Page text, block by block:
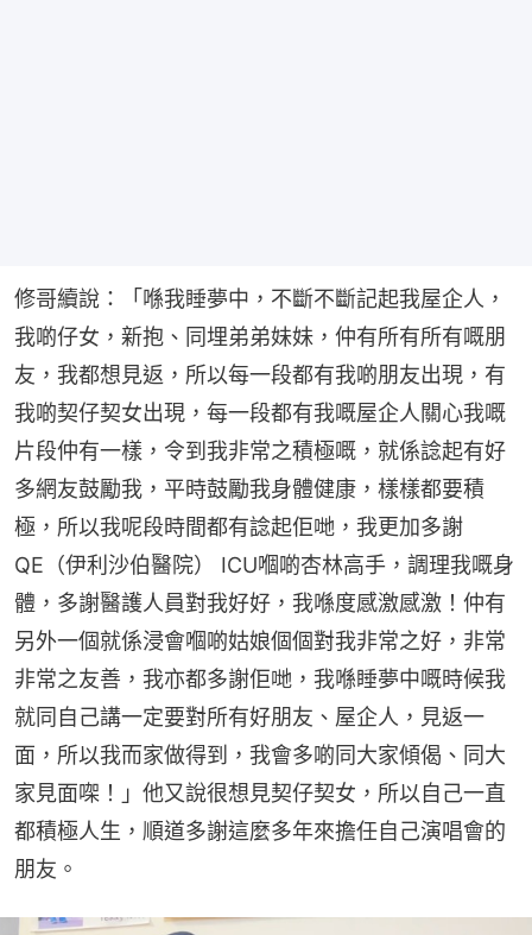
修哥續說：「喺我睡夢中，不斷不斷記起我屋企人，
我啲仔女，新抱、同埋弟弟妹妹，仲有所有所有嘅朋
友，我都想見返，所以每一段都有我啲朋友出現，有
我啲契仔契女出現，每一段都有我嘅屋企人關心我嘅
片段仲有一樣，令到我非常之積極嘅，就係諗起有好
多網友鼓勵我，平時鼓勵我身體健康，樣樣都要積
極，所以我呢段時間都有諗起佢哋，我更加多謝
QE（伊利沙伯醫院） ICU嗰啲杏林高手，調理我嘅身
體，多謝醫護人員對我好好，我喺度感激感激！仲有
另外一個就係浸會嗰啲姑娘個個對我非常之好，非常
非常之友善，我亦都多謝佢哋，我喺睡夢中嘅時候我
就同自己講一定要對所有好朋友、屋企人，見返一
面，所以我而家做得到，我會多啲同大家傾偈、同大
家見面㗎！」他又說很想見契仔契女，所以自己一直
都積極人生，順道多謝這麼多年來擔任自己演唱會的
朋友。